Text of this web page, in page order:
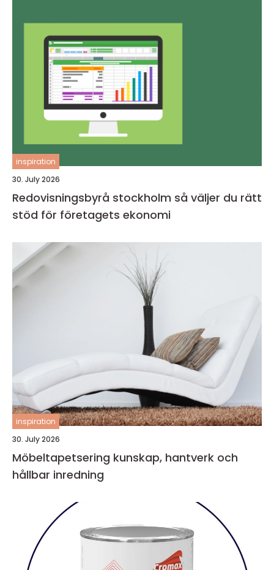
inspiration
30. July 2026
Redovisningsbyrå stockholm så väljer du rätt
stöd för företagets ekonomi
inspiration
30. July 2026
Möbeltapetsering kunskap, hantverk och
hållbar inredning